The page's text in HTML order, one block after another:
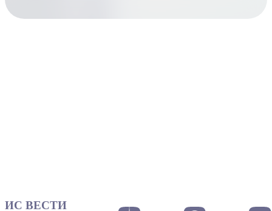
ИС ВЕСТИ